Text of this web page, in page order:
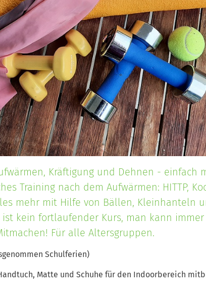
Kräftigung und Dehnen - einfach
Training nach dem Aufwärmen: HITTP,
mehr mit Hilfe von Bällen, Kleinhanteln
ist kein fortlaufender Kurs, man kann
Für alle Altersgruppen.
Schulferien)
Matte und Schuhe für den Indoorbereich